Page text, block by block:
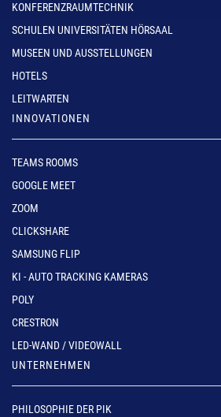
KONFERENZRAUMTECHNIK
SCHULEN UNIVERSITÄTEN HÖRSAAL
MUSEEN UND AUSSTELLUNGEN
HOTELS
LEITWARTEN
INNOVATIONEN
TEAMS ROOMS
GOOGLE MEET
ZOOM
CLICKSHARE
SAMSUNG FLIP
KI - AUTO TRACKING KAMERAS
POLY
CRESTRON
LED-WAND / VIDEOWALL
UNTERNEHMEN
PHILOSOPHIE DER PIK